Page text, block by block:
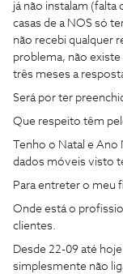
já não instalam (falta
casas de a NOS só
não recebi qualquer
problema, não
três meses a
Será por ter
Que respeito têm
Tenho o Natal e
dados móveis visto
Para entreter o meu
Onde está o
clientes.
Desde 22-09 até
simplesmente não